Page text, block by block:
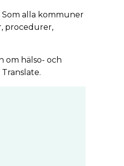
Som alla kommuner
procedurer,
om hälso- och